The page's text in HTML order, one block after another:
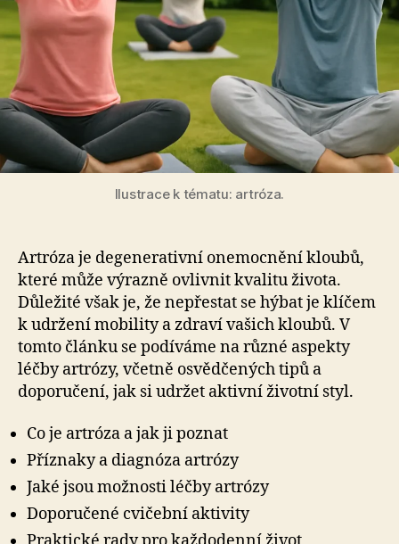
Ilustrace k tématu: artróza.
Artróza je degenerativní onemocnění kloubů,
které může výrazně ovlivnit kvalitu života.
Důležité však je, že nepřestat se hýbat je klíčem
k udržení mobility a zdraví vašich kloubů. V
tomto článku se podíváme na různé aspekty
léčby artrózy, včetně osvědčených tipů a
doporučení, jak si udržet aktivní životní styl.
Co je artróza a jak ji poznat
Příznaky a diagnóza artrózy
Jaké jsou možnosti léčby artrózy
Doporučené cvičební aktivity